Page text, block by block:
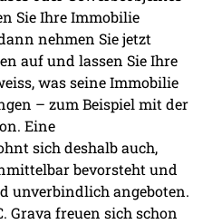
Sie Ihre Immobilie
nehmen Sie jetzt
auf und lassen Sie Ihre
was seine Immobilie
– zum Beispiel mit der
Eine
sich deshalb auch,
bevorsteht und
unverbindlich angeboten.
Grava freuen sich schon